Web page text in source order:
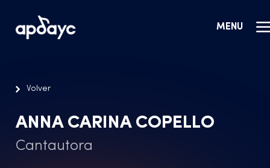
MENU
Volver
ANNA CARINA COPELLO
Cantautora